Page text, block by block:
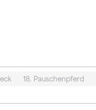
18. Pauschenpferd